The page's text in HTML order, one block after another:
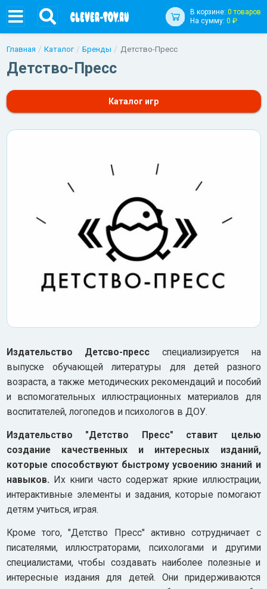
В корзине: 0 товаров
На сумму: 0 ₽
Главная Каталог Бренды Детство-Пресс
Детство-Пресс
Каталог игр
Издательство Детсво-пресс специализируется на
выпуске обучающей литературы для детей разного
возраста, а также методических рекомендаций и пособий
и вспомогательных иллюстрационных материалов для
воспитателей, логопедов и психологов в ДОУ.
Издательство "Детство Пресс" ставит целью
создание качественных и интересных изданий,
которые способствуют быстрому усвоению знаний и
навыков. Их книги часто содержат яркие иллюстрации,
интерактивные элементы и задания, которые помогают
детям учиться, играя.
Кроме того, "Детство Пресс" активно сотрудничает с
писателями, иллюстраторами, психологами и другими
специалистами, чтобы создавать наиболее полезные и
интересные издания для детей. Они придерживаются